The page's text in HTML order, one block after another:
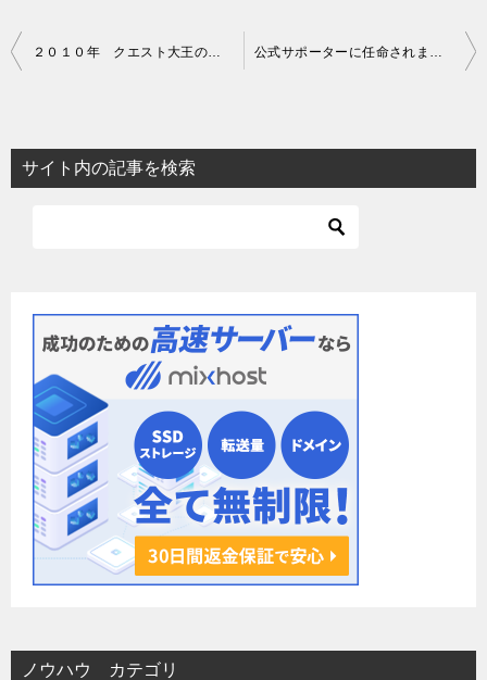
投
ビ
ゲ
２０１０年 クエスト大王の大感謝特典 公式サポーターに任命されました！
サイト内の記事を検索
ノウハウ カテゴリ